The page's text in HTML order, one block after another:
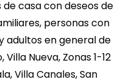
casa con deseos de
personas con
adultos en general de
Nueva, Zonas 1-12
Villa Canales, San